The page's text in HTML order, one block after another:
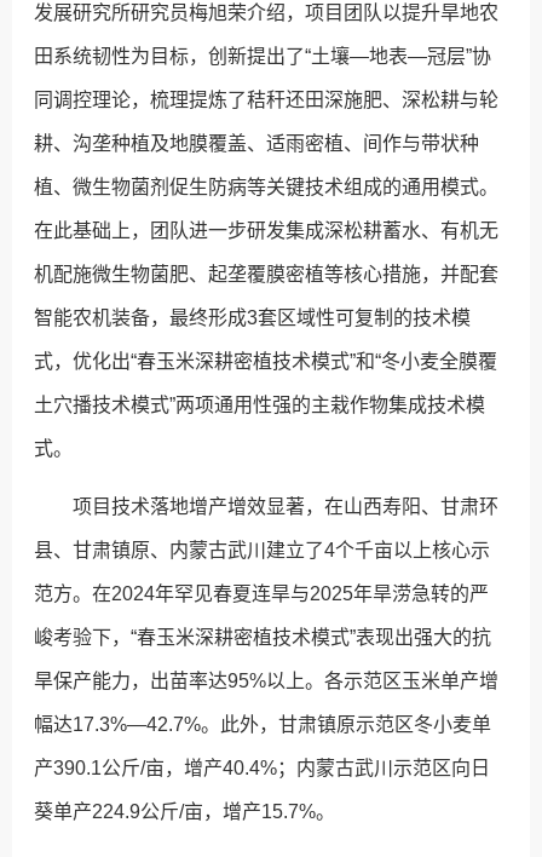
发展研究所研究员梅旭荣介绍，项目团队以提升旱地农
田系统韧性为目标，创新提出了“土壤—地表—冠层”协
同调控理论，梳理提炼了秸秆还田深施肥、深松耕与轮
耕、沟垄种植及地膜覆盖、适雨密植、间作与带状种
植、微生物菌剂促生防病等关键技术组成的通用模式。
在此基础上，团队进一步研发集成深松耕蓄水、有机无
机配施微生物菌肥、起垄覆膜密植等核心措施，并配套
智能农机装备，最终形成3套区域性可复制的技术模
式，优化出“春玉米深耕密植技术模式”和“冬小麦全膜覆
土穴播技术模式”两项通用性强的主栽作物集成技术模
式。
项目技术落地增产增效显著，在山西寿阳、甘肃环
县、甘肃镇原、内蒙古武川建立了4个千亩以上核心示
范方。在2024年罕见春夏连旱与2025年旱涝急转的严
峻考验下，“春玉米深耕密植技术模式”表现出强大的抗
旱保产能力，出苗率达95%以上。各示范区玉米单产增
幅达17.3%—42.7%。此外，甘肃镇原示范区冬小麦单
产390.1公斤/亩，增产40.4%；内蒙古武川示范区向日
葵单产224.9公斤/亩，增产15.7%。